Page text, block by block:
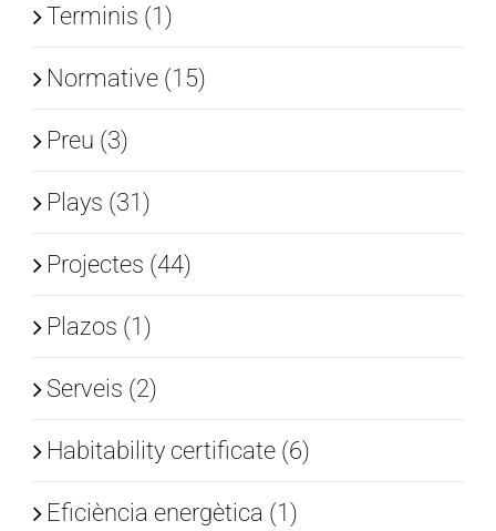
Terminis (1)
Normative (15)
Preu (3)
Plays (31)
Projectes (44)
Plazos (1)
Serveis (2)
Habitability certificate (6)
Eficiència energètica (1)